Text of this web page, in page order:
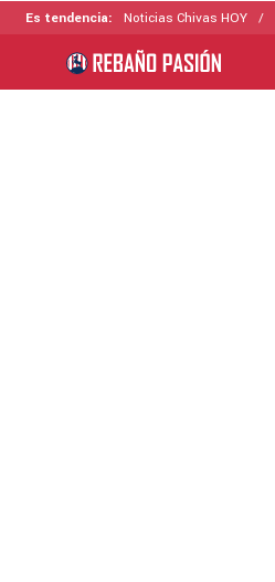
Es tendencia: Noticias Chivas HOY